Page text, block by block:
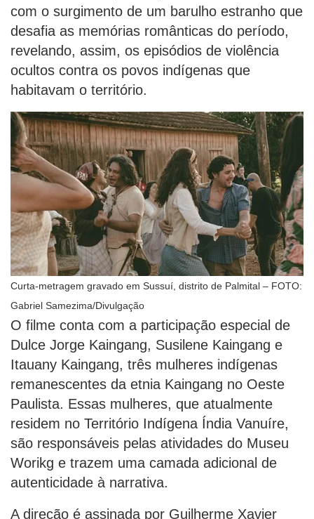
com o surgimento de um barulho estranho que
desafia as memórias românticas do período,
revelando, assim, os episódios de violência
ocultos contra os povos indígenas que
habitavam o território.
Curta-metragem gravado em Sussuí, distrito de Palmital – FOTO:
Gabriel Samezima/Divulgação
O filme conta com a participação especial de
Dulce Jorge Kaingang, Susilene Kaingang e
Itauany Kaingang, três mulheres indígenas
remanescentes da etnia Kaingang no Oeste
Paulista. Essas mulheres, que atualmente
residem no Território Indígena Índia Vanuíre,
são responsáveis pelas atividades do Museu
Worikg e trazem uma camada adicional de
autenticidade à narrativa.
A direção é assinada por Guilherme Xavier